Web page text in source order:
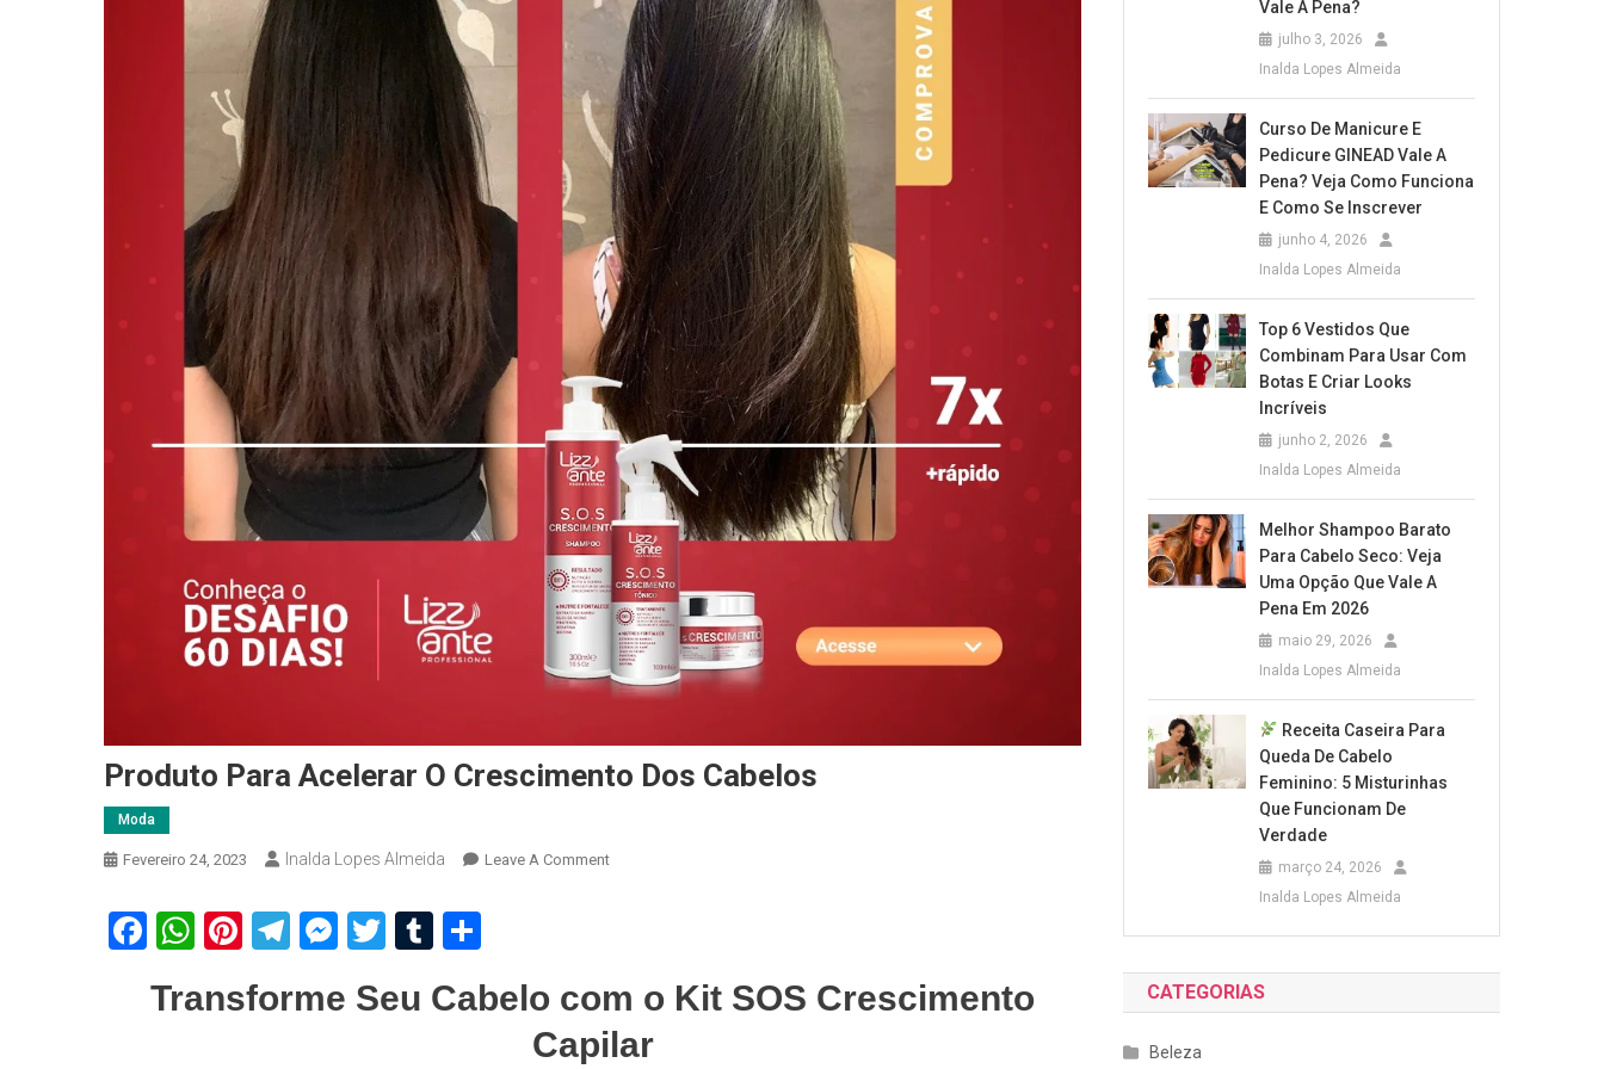
Produto Para Acelerar O Crescimento Dos Cabelos
Moda
Fevereiro 24, 2023 Inalda Lopes Almeida Leave A CommentOn
Crescimento
Cabelos
Facebook
WhatsApp
Pinterest
Telegram
Messenger
TwitterTumblr
Transforme Seu Cabelo com o Kit SOS Crescimento
Capilar
Vale A Pena?
julho 3, 2026
Inalda Lopes Almeida
Curso De Manicure E
Pedicure GINEAD Vale A
Pena? Veja Como Funciona
E Como Se Inscrever
junho 4, 2026
Inalda Lopes Almeida
Top 6 Vestidos Que
Combinam Para Usar Com
Botas E Criar Looks
Incríveis
junho 2, 2026
Inalda Lopes Almeida
Melhor Shampoo Barato
Para Cabelo Seco: Veja
Uma Opção Que Vale A
Pena Em 2026
maio 29, 2026
Inalda Lopes Almeida
Receita Caseira Para
Queda De Cabelo
Feminino: 5 Misturinhas
Que Funcionam De
Verdade
março 24, 2026
Inalda Lopes Almeida
CATEGORIAS
Beleza